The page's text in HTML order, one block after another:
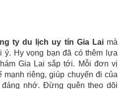
ty du lịch uy tín Gia Laimà
ý. Hy vọng bạn đã có thêm lựa
Gia Lai sắp tới. Mỗi đơn vị
riêng, giúp chuyến đi của
đáng nhớ. Đừng quên theo dõi